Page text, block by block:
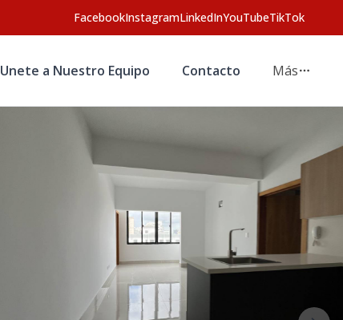
FacebookInstagramLinkedInYouTubeTikTok
Unete a Nuestro Equipo Contacto Más